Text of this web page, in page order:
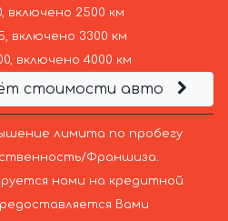
включено 2500 км
включено 3300 км
включено 4000 км
стоимости авто
лимита по пробегу
Франшиза.
нами на кредитной
Вами